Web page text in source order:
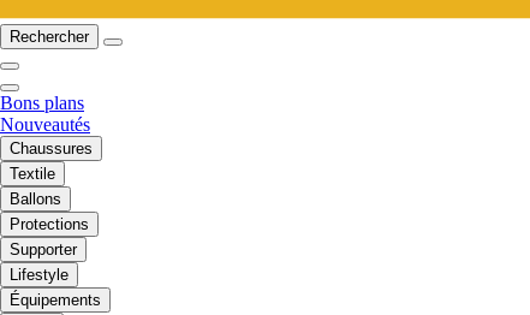
Rechercher
Bons plans
Nouveautés
Chaussures
Textile
Ballons
Protections
Supporter
Lifestyle
Équipements